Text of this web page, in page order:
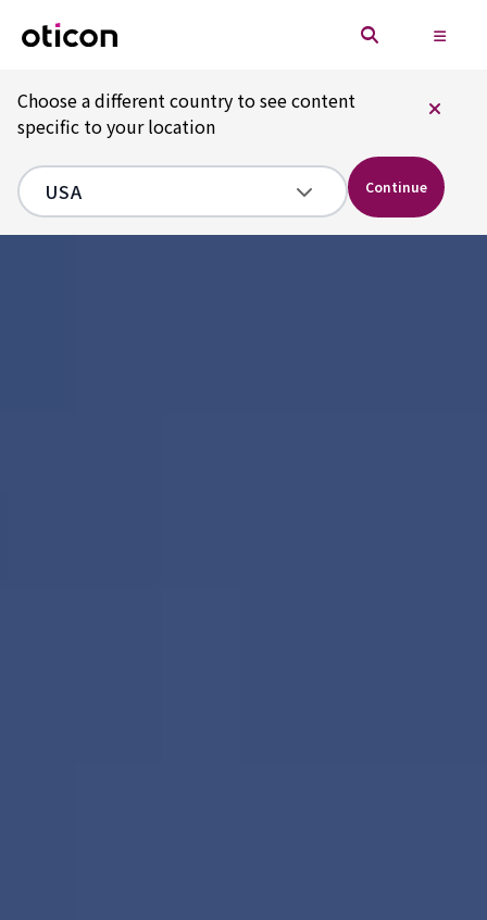
Choose a different country to see content
specific to your location
Continue